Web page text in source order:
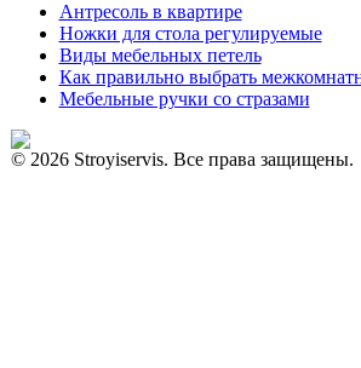
Антресоль в квартире
Ножки для стола регулируемые
Виды мебельных петель
Как правильно выбрать
Мебельные ручки со стразами
© 2026 Stroyiservis. Все права защищены.